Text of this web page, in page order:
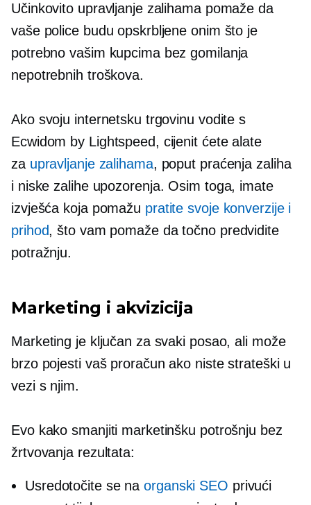
Učinkovito upravljanje zalihama pomaže da
vaše police budu opskrbljene onim što je
potrebno vašim kupcima bez gomilanja
nepotrebnih troškova.
Ako svoju internetsku trgovinu vodite s
Ecwidom by Lightspeed, cijenit ćete alate
za upravljanje zalihama, poput praćenja zaliha
i niske zaliheupozorenja. Osim toga, imate
izvješća koja pomažu pratite svoje konverzije i
prihod, što vam pomaže da točno predvidite
potražnju.
Marketing i akvizicija
Marketing je ključan za svaki posao, ali može
brzo pojesti vaš proračun ako niste strateški u
vezi s njim.
Evo kako smanjiti marketinšku potrošnju bez
žrtvovanja rezultata:
Usredotočite se naorganski SEO privući